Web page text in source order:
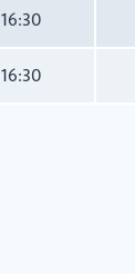
16:30
16:30